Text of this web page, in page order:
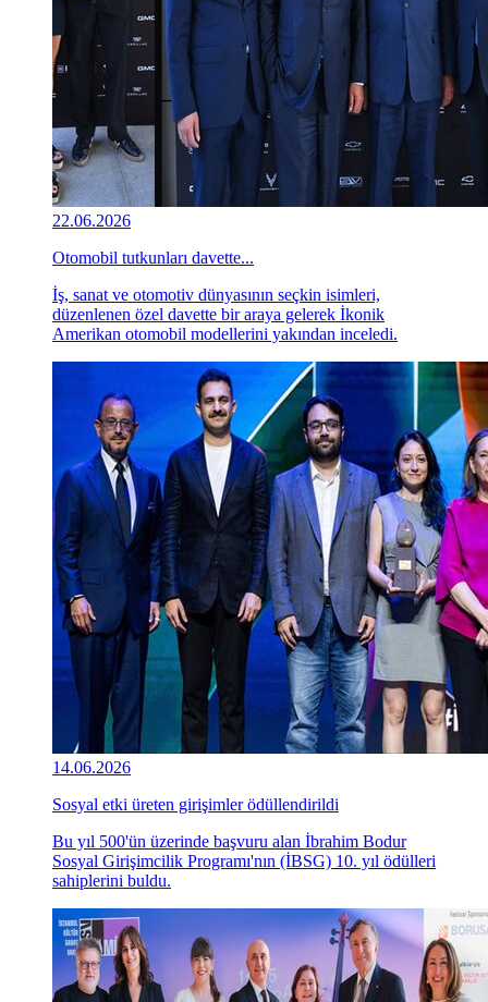
22.06.2026
Otomobil tutkunları davette...
İş, sanat ve otomotiv dünyasının seçkin isimleri,
düzenlenen özel davette bir araya gelerek İkonik
Amerikan otomobil modellerini yakından inceledi.
14.06.2026
Sosyal etki üreten girişimler ödüllendirildi
Bu yıl 500'ün üzerinde başvuru alan İbrahim Bodur
Sosyal Girişimcilik Programı'nın (İBSG) 10. yıl ödülleri
sahiplerini buldu.